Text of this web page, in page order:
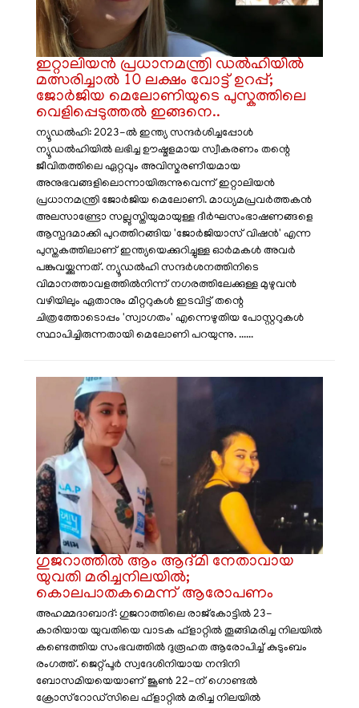
ഇറ്റാലിയൻ പ്രധാനമന്ത്രി ഡൽഹിയിൽ
മത്സരിച്ചാൽ 10 ലക്ഷം വോട്ട് ഉറപ്പ്;
ജോർജിയ മെലോണിയുടെ പുസ്കത്തിലെ
വെളിപ്പെടുത്തൽ ഇങ്ങനെ..
ന്യൂഡൽഹി: 2023-ൽ ഇന്ത്യ സന്ദർശിച്ചപ്പോൾ
ന്യൂഡൽഹിയിൽ ലഭിച്ച ഊഷ്മളമായ സ്വീകരണം തന്റെ
ജീവിതത്തിലെ ഏറ്റവും അവിസ്മരണീയമായ
അനുഭവങ്ങളിലൊന്നായിരുന്നുവെന്ന് ഇറ്റാലിയൻ
പ്രധാനമന്ത്രി ജോർജിയ മെലോണി. മാധ്യമപ്രവർത്തകൻ
അലസാണ്ട്രോ സല്ലുസ്തിയുമായുള്ള ദീർഘസംഭാഷണങ്ങളെ
ആസ്പദമാക്കി പുറത്തിറങ്ങിയ 'ജോർജിയാസ് വിഷൻ' എന്ന
പുസ്തകത്തിലാണ് ഇന്ത്യയെക്കുറിച്ചുള്ള ഓർമകൾ അവർ
പങ്കുവയ്ക്കുന്നത്. ന്യൂഡൽഹി സന്ദർശനത്തിനിടെ
വിമാനത്താവളത്തിൽനിന്ന് നഗരത്തിലേക്കുള്ള മുഴുവൻ
വഴിയിലും ഏതാനും മീറ്ററുകൾ ഇടവിട്ട് തന്റെ
ചിത്രത്തോടൊപ്പം 'സ്വാഗതം' എന്നെഴുതിയ പോസ്റ്ററുകൾ
സ്ഥാപിച്ചിരുന്നതായി മെലോണി പറയുന്നു. ......
​ഗുജറാത്തിൽ ആം ആദ്മി നേതാവായ
യുവതി മരിച്ചനിലയിൽ;
കൊലപാതകമെന്ന് ആരോപണം
അഹമ്മദാബാദ്: ഗുജറാത്തിലെ രാജ്‌കോട്ടിൽ 23-
കാരിയായ യുവതിയെ വാടക ഫ്‌ളാറ്റിൽ തൂങ്ങിമരിച്ച നിലയിൽ
കണ്ടെത്തിയ സംഭവത്തിൽ ദുരൂഹത ആരോപിച്ച് കുടുംബം
രംഗത്ത്. ജെറ്റ്പൂർ സ്വദേശിനിയായ നന്ദിനി
ബോസമിയയെയാണ് ജൂൺ 22-ന് ഗൊണ്ടൽ
ക്രോസ്‌റോഡ്‌സിലെ ഫ്‌ളാറ്റിൽ മരിച്ച നിലയിൽ